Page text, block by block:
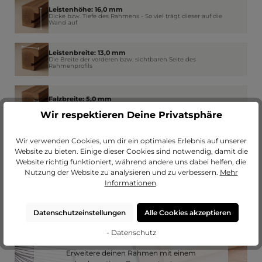
Leistenhöhe: 16,0 mm
Dicke bzw. Tiefe des Rahmens - So viel trägt dieser auf die
Wand auf
Leistenbreite: 13,0 mm
Die Breite der vorderen bzw. sichtbaren Seite des
Rahmenprofils
Falzbreite: 5,0 mm
Passendes Passepartout?
Erweitere deinen Rahmen mit einem
Wir respektieren Deine Privatsphäre
Wir verwenden Cookies, um dir ein optimales Erlebnis auf unserer
Website zu bieten. Einige dieser Cookies sind notwendig, damit die
Website richtig funktioniert, während andere uns dabei helfen, die
Nutzung der Website zu analysieren und zu verbessern. Mehr
Informationen.
Datenschutzeinstellungen Alle Cookies akzeptieren
- Datenschutz